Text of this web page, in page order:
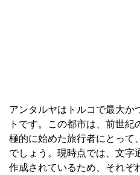
アンタルヤはトルコで最大か
トです。この都市は、前世
極的に始めた旅行者にとって
でしょう。現時点では、文字
作成されているため、それぞ